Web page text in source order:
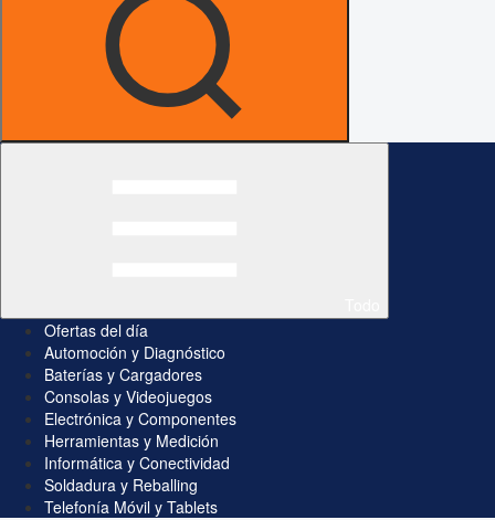
Ofertas del día
Automoción y Diagnóstico
Baterías y Cargadores
Consolas y Videojuegos
Electrónica y Componentes
Herramientas y Medición
Informática y Conectividad
Soldadura y Reballing
Telefonía Móvil y Tablets